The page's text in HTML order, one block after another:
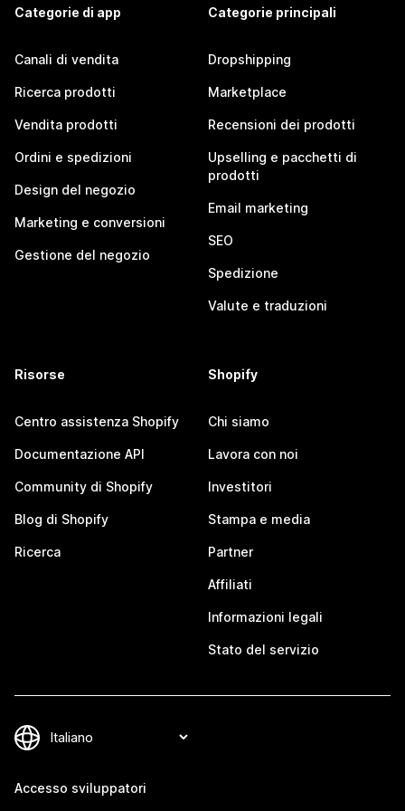
Categorie di app
Canali di vendita
Ricerca prodotti
Vendita prodotti
Ordini e spedizioni
Design del negozio
Marketing e conversioni
Gestione del negozio
Categorie principali
Dropshipping
Marketplace
Recensioni dei prodotti
Upselling e pacchetti di
prodotti
Email marketing
SEO
Spedizione
Valute e traduzioni
Risorse
Centro assistenza Shopify
Documentazione API
Community di Shopify
Blog di Shopify
Ricerca
Shopify
Chi siamo
Lavora con noi
Investitori
Stampa e media
Partner
Affiliati
Informazioni legali
Stato del servizio
Accesso sviluppatori